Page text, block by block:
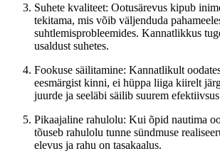
Suhete kvaliteet: Ootusärevus kipub
tekitama, mis võib väljenduda
suhtlemisprobleemides. Kannatlikkus
usaldust suhetes.
Fookuse säilitamine: Kannatlikult
eesmärgist kinni, ei hüppa liiga kiirelt
juurde ja seeläbi säilib suurem
Pikaajaline rahulolu: Kui õpid nautima
tõuseb rahulolu tunne sündmuse
elevus ja rahu on tasakaalus.